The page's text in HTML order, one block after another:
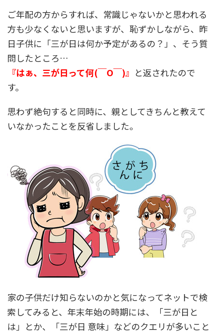
ご年配の方からすれば、常識じゃないかと思われる
方も少なくないと思いますが、恥ずかしながら、昨
日子供に「三が日は何か予定があるの？」、そう質
問したところ…
『はぁ、三が日って何(￣O￣)』 と返されたので
す。
思わず絶句すると同時に、親としてきちんと教えて
いなかったことを反省しました。
家の子供だけ知らないのかと気になってネットで検
索してみると、年末年始の時期には、「三が日と
は」とか、「三が日 意味」などのクエリが多いこと